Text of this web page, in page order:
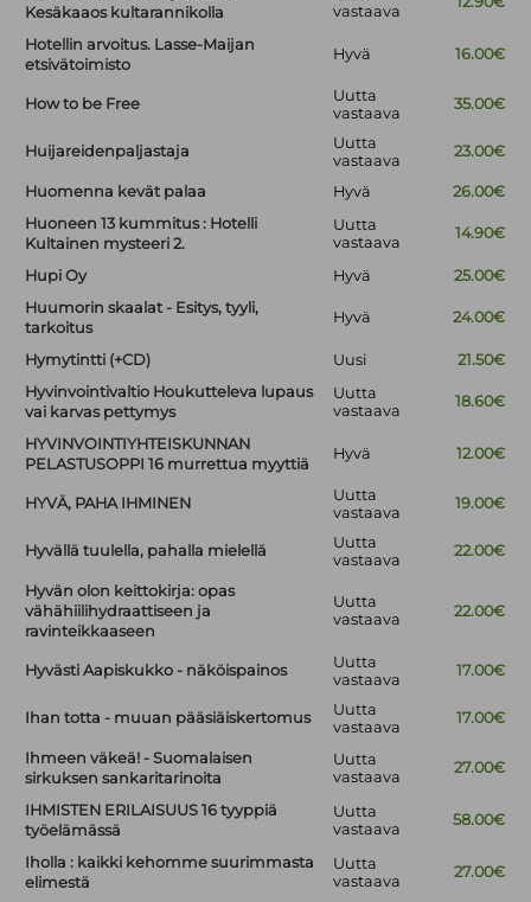
Kesäkaaos kultarannikolla
vastaava
Hotellin arvoitus. Lasse-Maijan
etsivätoimisto
Hyvä 16.00€
How to be Free
Uutta
vastaava
35.00€
Huijareidenpaljastaja
Uutta
vastaava
23.00€
Huomenna kevät palaa Hyvä
26.00€
Huoneen 13 kummitus : Hotelli
Kultainen mysteeri 2.
Uutta
vastaava
14.90€
Hupi Oy Hyvä
25.00€
Huumorin skaalat - Esitys, tyyli,
tarkoitus
Hyvä 24.00€
Hymytintti (+CD) Uusi
21.50€
Hyvinvointivaltio Houkutteleva lupaus
vai karvas pettymys
Uutta
vastaava
18.60€
HYVINVOINTIYHTEISKUNNAN
PELASTUSOPPI 16 murrettua myyttiä
Hyvä 12.00€
HYVÄ, PAHA IHMINEN
Uutta
vastaava
19.00€
Hyvällä tuulella, pahalla mielellä
Uutta
vastaava
22.00€
Hyvän olon keittokirja: opas
vähähiilihydraattiseen ja
ravinteikkaaseen
Uutta
vastaava
22.00€
Hyvästi Aapiskukko - näköispainos
Uutta
vastaava
17.00€
Ihan totta - muuan pääsiäiskertomus
Uutta
vastaava
17.00€
Ihmeen väkeä! - Suomalaisen
sirkuksen sankaritarinoita
Uutta
vastaava
27.00€
IHMISTEN ERILAISUUS 16 tyyppiä
työelämässä
Uutta
vastaava
58.00€
Iholla : kaikki kehomme suurimmasta
elimestä
Uutta
vastaava
27.00€